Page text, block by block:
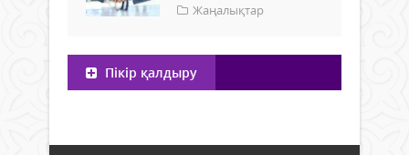
Жаңалықтар
Пікір қалдыру